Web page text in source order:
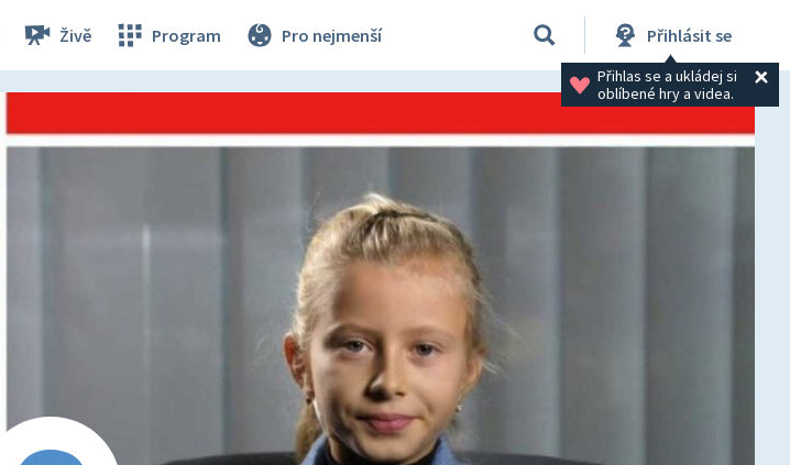
Živě Program Pro nejmenší Přihlásit se
Přihlas se a ukládej si
oblíbené hry a videa.